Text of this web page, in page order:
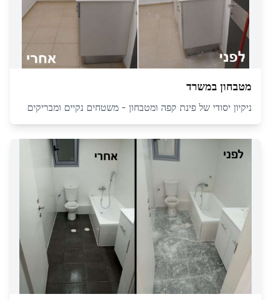
מטבחון במשרד
ניקיון יסודי של פינת קפה ומטבחון - משטחים נקיים ומבריקים